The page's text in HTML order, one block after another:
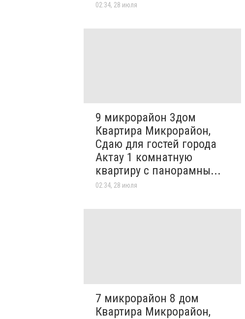
02:34, 28 июля
9 микрорайон 3дом
Квартира Микрорайон,
Сдаю для гостей города
Актау 1 комнатную
квартиру с панорамны...
02:34, 28 июля
7 микрорайон 8 дом
Квартира Микрорайон,